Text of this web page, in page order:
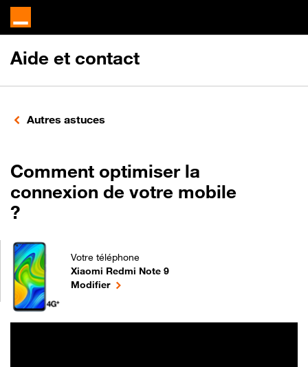
Aide et contact
Autres astuces
Comment optimiser la
connexion de votre mobile
?
Votre téléphone
Xiaomi Redmi Note 9
Comment optimiser la connexion de votre mobile
Modifierle téléphone sélectionné